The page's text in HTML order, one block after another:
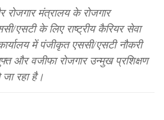
मंत्रालय के रोजगार
एसटी के लिए राष्ट्रीय कैरियर सेवा
में पंजीकृत एससी/एसटी नौकरी
और वजीफा रोजगार उन्मुख प्रशिक्षण
रहा है।